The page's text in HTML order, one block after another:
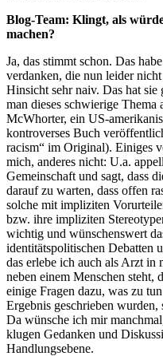
Blog-Team: Klingt, als
machen?
Ja, das stimmt schon. Das
verdanken, die nun leider
Hinsicht sehr naiv. Das hat
man dieses schwierige
McWhorter, ein US-
kontroverses Buch
racism“ im Original). Einiges
mich, anderes nicht: U.a.
Gemeinschaft und sagt, dass
darauf zu warten, dass offen
solche mit impliziten
bzw. ihre impliziten
wichtig und wünschenswert
identitätspolitischen Debatten
das erlebe ich auch als Arzt in
neben einem Menschen steht,
einige Fragen dazu, was zu
Ergebnis geschrieben
Da wünsche ich mir
klugen Gedanken und
Handlungsebene.